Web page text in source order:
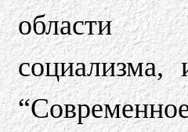
области
социализма,